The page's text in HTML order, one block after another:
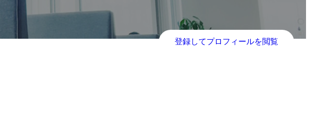
登録してプロフィールを閲覧